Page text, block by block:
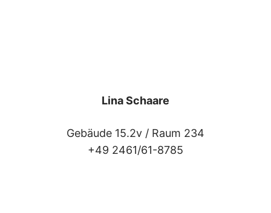
Lina Schaare
Gebäude 15.2v / Raum 234
+49 2461/61-8785